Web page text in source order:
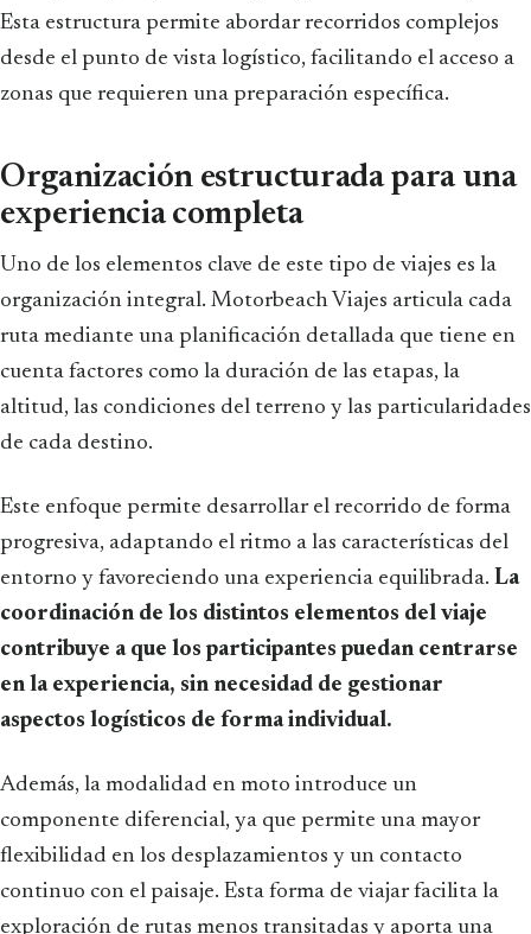
Esta estructura permite abordar recorridos complejos
desde el punto de vista logístico, facilitando el acceso a
zonas que requieren una preparación específica.
Organización estructurada para una
experiencia completa
Uno de los elementos clave de este tipo de viajes es la
organización integral. Motorbeach Viajes articula cada
ruta mediante una planificación detallada que tiene en
cuenta factores como la duración de las etapas, la
altitud, las condiciones del terreno y las particularidades
de cada destino.
Este enfoque permite desarrollar el recorrido de forma
progresiva, adaptando el ritmo a las características del
entorno y favoreciendo una experiencia equilibrada. La
coordinación de los distintos elementos del viaje
contribuye a que los participantes puedan centrarse
en la experiencia, sin necesidad de gestionar
aspectos logísticos de forma individual.
Además, la modalidad en moto introduce un
componente diferencial, ya que permite una mayor
flexibilidad en los desplazamientos y un contacto
continuo con el paisaje. Esta forma de viajar facilita la
exploración de rutas menos transitadas y aporta una